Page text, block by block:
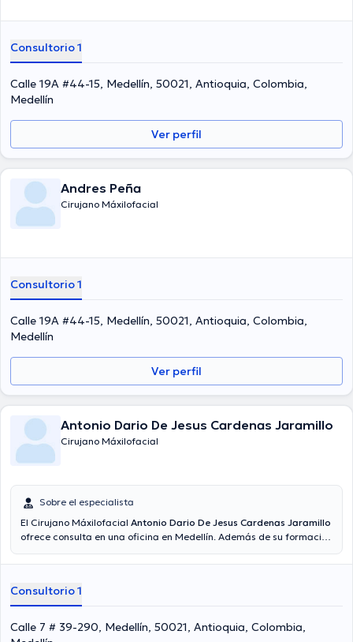
Consultorio 1
Calle 19A #44-15, Medellín, 50021, Antioquia, Colombia,
Medellín
Ver perfil
Andres Peña
Cirujano Máxilofacial
Consultorio 1
Calle 19A #44-15, Medellín, 50021, Antioquia, Colombia,
Medellín
Ver perfil
Antonio Dario De Jesus Cardenas Jaramillo
Cirujano Máxilofacial
Sobre el especialista
El Cirujano Máxilofacial Antonio Dario De Jesus Cardenas Jaramillo
ofrece consulta en una oficina en Medellín. Además de su formación
en su área de especialidad. El doctor tiene numerosos años de
como miembro de diversas asociaciones médicas. Antonio Dario De
Jesus Cardenas Jaramillo ha intervenido en abundantes
conferencias con la intención de tener una formación continua en
su campo de especialización y ha difundido numerosas ediciones.
Consultorio 1
Calle 7 # 39-290, Medellín, 50021, Antioquia, Colombia,